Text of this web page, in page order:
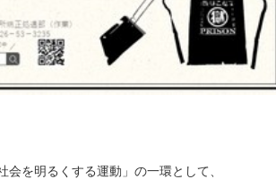
会を明るくする運動」の一環として、